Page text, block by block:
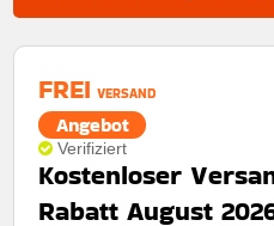
FREI VERSAND
Angebot
Verifiziert
Kostenloser
Rabatt August